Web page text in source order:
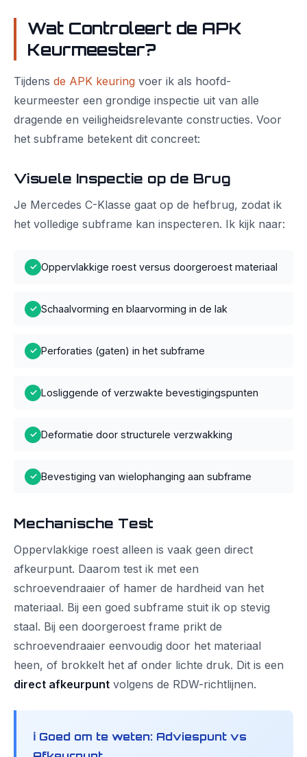
Wat Controleert de APK
Keurmeester?
Tijdens de APK keuring voer ik als hoofd-
keurmeester een grondige inspectie uit van alle
dragende en veiligheidsrelevante constructies. Voor
het subframe betekent dit concreet:
Visuele Inspectie op de Brug
Je Mercedes C-Klasse gaat op de hefbrug, zodat ik
het volledige subframe kan inspecteren. Ik kijk naar:
✓ Oppervlakkige roest versus doorgeroest materiaal
✓ Schaalvorming en blaarvorming in de lak
✓ Perforaties (gaten) in het subframe
✓ Losliggende of verzwakte bevestigingspunten
✓ Deformatie door structurele verzwakking
✓ Bevestiging van wielophanging aan subframe
Mechanische Test
Oppervlakkige roest alleen is vaak geen direct
afkeurpunt. Daarom test ik met een
schroevendraaier of hamer de hardheid van het
materiaal. Bij een goed subframe stuit ik op stevig
staal. Bij een doorgeroest frame prikt de
schroevendraaier eenvoudig door het materiaal
heen, of brokkelt het af onder lichte druk. Dit is een
direct afkeurpunt volgens de RDW-richtlijnen.
ℹ️ Goed om te weten: Adviespunt vs